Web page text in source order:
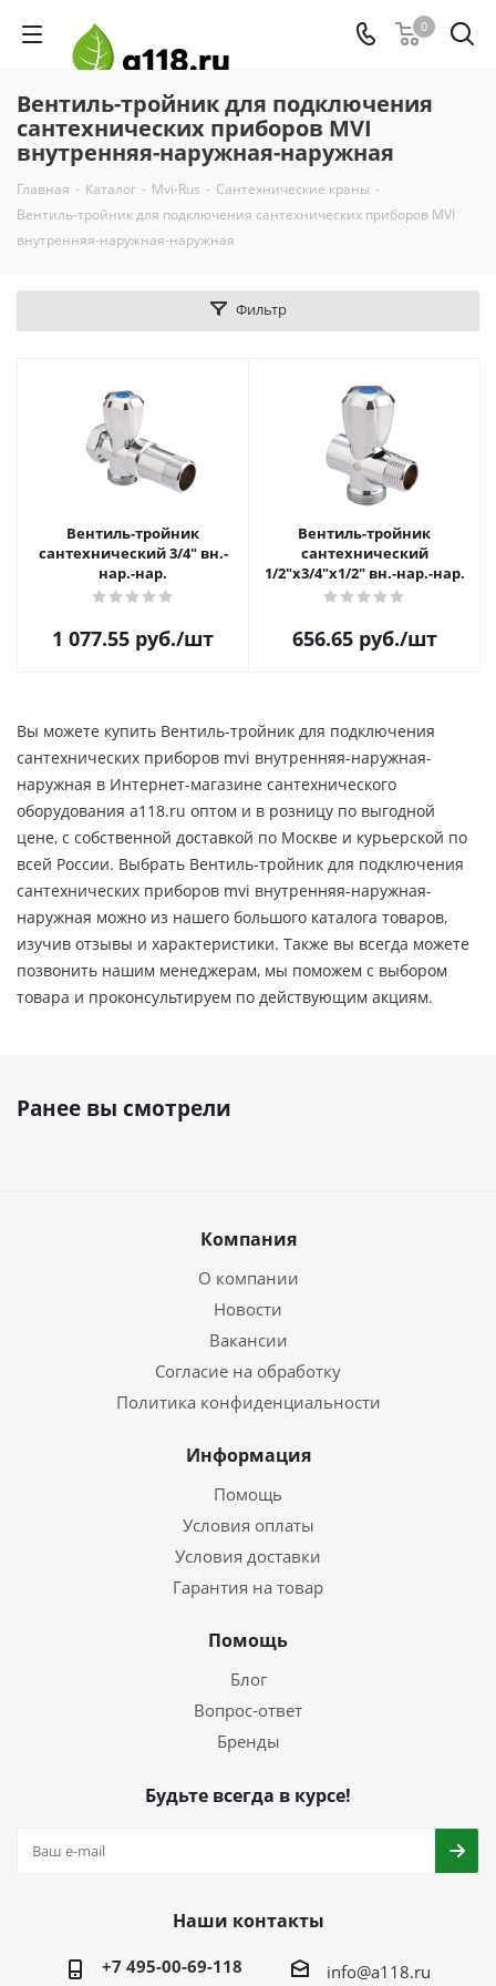
0
Вентиль-тройник для подключения
сантехнических приборов MVI
внутренняя-наружная-наружная
Главная - Каталог - Mvi-Rus - Сантехнические краны -
Вентиль-тройник для подключения сантехнических приборов MVI
внутренняя-наружная-наружная
Фильтр
Вентиль-тройник
сантехнический 3/4" вн.-
нар.-нар.
1 077.55 руб./шт
Вентиль-тройник
сантехнический
1/2"x3/4"x1/2" вн.-нар.-нар.
656.65руб./шт
Вы можете купить Вентиль-тройник для подключения
сантехнических приборов mvi внутренняя-наружная-
наружная в Интернет-магазине сантехнического
оборудования a118.ru оптом и в розницу по выгодной
цене, c собственной доставкой по Москве и курьерской по
всей России. Выбрать Вентиль-тройник для подключения
сантехнических приборов mvi внутренняя-наружная-
наружная можно из нашего большого каталога товаров,
изучив отзывы и характеристики. Также вы всегда можете
позвонить нашим менеджерам, мы поможем с выбором
товара и проконсультируем по действующим акциям.
Ранее вы смотрели
Компания
О компании
Новости
Вакансии
Согласие на обработку
Политика конфиденциальности
Информация
Помощь
Условия оплаты
Условия доставки
Гарантия на товар
Помощь
Блог
Вопрос-ответ
Бренды
Будьте всегда в курсе!
Наши контакты
+7 495-00-69-118 info@a118.ru